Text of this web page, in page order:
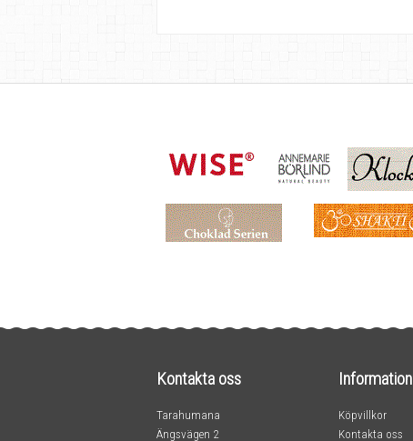
Kontakta oss
Tarahumana
Ängsvägen 2
Information
Köpvillkor
Kontakta oss